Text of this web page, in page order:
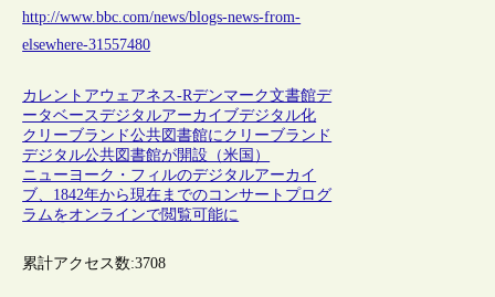
http://www.bbc.com/news/blogs-news-from-
elsewhere-31557480
カレントアウェアネス-Rデンマーク文書館デ
ータベースデジタルアーカイブデジタル化
クリーブランド公共図書館にクリーブランド
デジタル公共図書館が開設（米国）
ニューヨーク・フィルのデジタルアーカイ
ブ、1842年から現在までのコンサートプログ
ラムをオンラインで閲覧可能に
累計アクセス数:3708